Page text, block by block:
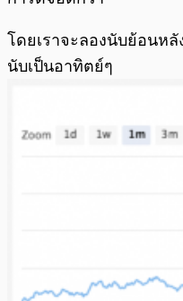
โดยเราจะลองนับย้อนหลั
นับเป็นอาทิตย์ๆ